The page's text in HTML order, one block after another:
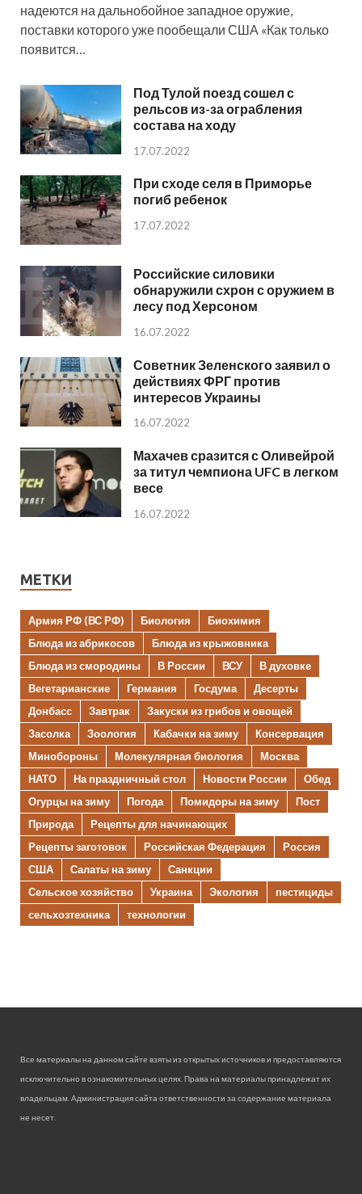
надеются на дальнобойное западное оружие,
поставки которого уже пообещали США «Как только
появится…
Под Тулой поезд сошел с
рельсов из-за ограбления
состава на ходу
17.07.2022
При сходе селя в Приморье
погиб ребенок
17.07.2022
Российские силовики
обнаружили схрон с оружием в
лесу под Херсоном
16.07.2022
Советник Зеленского заявил о
действиях ФРГ против
интересов Украины
16.07.2022
Махачев сразится с Оливейрой
за титул чемпиона UFC в легком
весе
16.07.2022
МЕТКИ
Армия РФ (ВС РФ) Биология
Биохимия
Блюда из абрикосов
Блюда из крыжовника
Блюда из смородины
В России ВСУ
В духовке
Вегетарианские
Германия Госдума
Десерты
Донбасс
Завтрак
Закуски из грибов и овощей
Засолка
Зоология Кабачки на зиму
Консервация
Минобороны
Молекулярная биология
Москва
НАТО
На праздничный стол Новости России
Обед
Огурцы на зиму
Погода Помидоры на зиму
Пост
Природа
Рецепты для начинающих
Рецепты заготовок
Российская Федерация
Россия
США
Салаты на зиму
Санкции
Сельское хозяйство
Украина Экология
пестициды
сельхозтехника
технологии
Все материалы на данном сайте взяты из открытых источников и предоставляются
исключительно в ознакомительных целях. Права на материалы принадлежат их
владельцам. Администрация сайта ответственности за содержание материала
не несет.